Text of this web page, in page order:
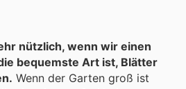
nützlich, wenn wir einen
bequemste Art ist, Blätter
Wenn der Garten groß ist